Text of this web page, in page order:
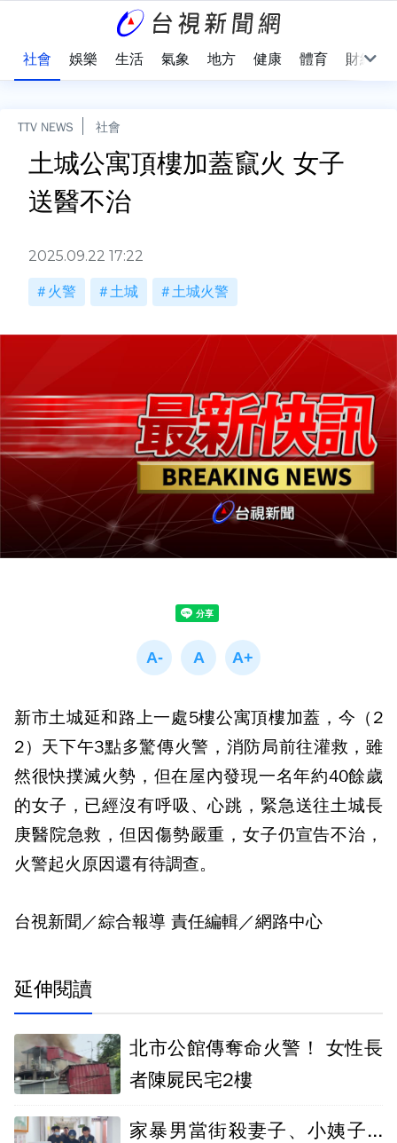
社會 娛樂 生活 氣象 地方 健康 體育 財經
TTV NEWS 社會
土城公寓頂樓加蓋竄火 女子
送醫不治
2025.09.22 17:22
火警 土城 土城火警
新市土城延和路上一處5樓公寓頂樓加蓋，今（2
2）天下午3點多驚傳火警，消防局前往灌救，雖
然很快撲滅火勢，但在屋內發現一名年約40餘歲
的女子，已經沒有呼吸、心跳，緊急送往土城長
庚醫院急救，但因傷勢嚴重，女子仍宣告不治，
火警起火原因還有待調查。
台視新聞／綜合報導 責任編輯／網路中心
延伸閱讀
北市公館傳奪命火警！ 女性長
者陳屍民宅2樓
家暴男當街殺妻子、小姨子...